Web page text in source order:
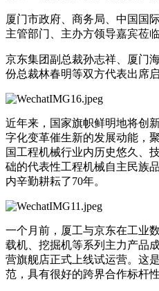
厦门市政府、商务局、中国国
主管部门、主办方领导嘉宾莅
京东集团副总裁孙志祥、厦门
份总裁林春明等双方代表出席启
近年来，国家旗帜鲜明地将创
字化变革催生新的发展动能，
国工程机械行业内历史悠久、
础的代表性工程机械自主民族
内辛勤耕耘了70年。
一个月前，厦工与京东在工业
载机、挖掘机等系列主力产品
营旗舰店正式上线试运营。这
范，具有很好的跨界合作标杆性